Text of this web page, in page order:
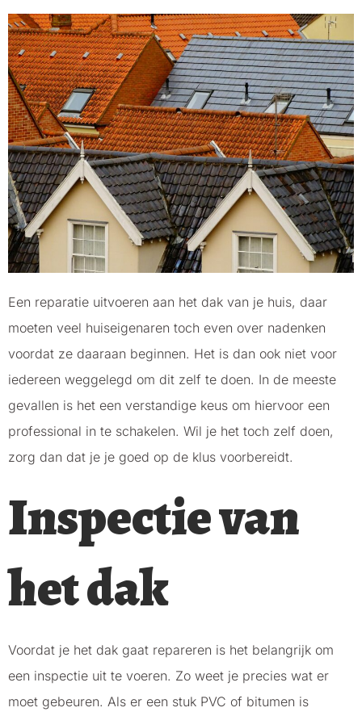
Een reparatie uitvoeren aan het dak van je huis, daar
moeten veel huiseigenaren toch even over nadenken
voordat ze daaraan beginnen. Het is dan ook niet voor
iedereen weggelegd om dit zelf te doen. In de meeste
gevallen is het een verstandige keus om hiervoor een
professional in te schakelen. Wil je het toch zelf doen,
zorg dan dat je je goed op de klus voorbereidt.
Inspectie van
het dak
Voordat je het dak gaat repareren is het belangrijk om
een inspectie uit te voeren. Zo weet je precies wat er
moet gebeuren. Als er een stuk PVC of bitumen is